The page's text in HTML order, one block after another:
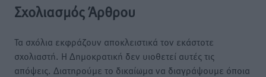
Σχολιασμός Άρθρου
Τα σχόλια εκφράζουν αποκλειστικά τον εκάστοτε
σχολιαστή. Η Δημοκρατική δεν υιοθετεί αυτές τις
απόψεις. Διατηρούμε το δικαίωμα να διαγράψουμε όποια